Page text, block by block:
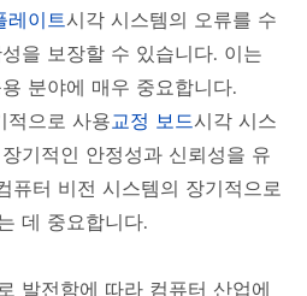
레이트시각 시스템의 오류를 수
을 보장할 수 있습니다. 이는
분야에 매우 중요합니다.
으로 사용교정 보드시각 시스
기적인 안정성과 신뢰성을 유
퓨터 비전 시스템의 장기적으로
데 중요합니다.